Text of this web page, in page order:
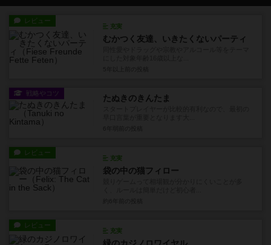
レビュー
充実
むかつく友達、いきたくないパーティ
戦略やコツ たぬきのきんたま
レビュー
充実
袋の中の猫フィロー
レビュー
充実